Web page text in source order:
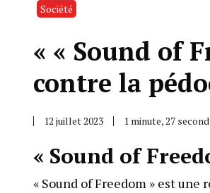
Société
« « Sound of
contre la
12 juillet 2023 1 minute, 27
« Sound of
« Sound of Freedom » est